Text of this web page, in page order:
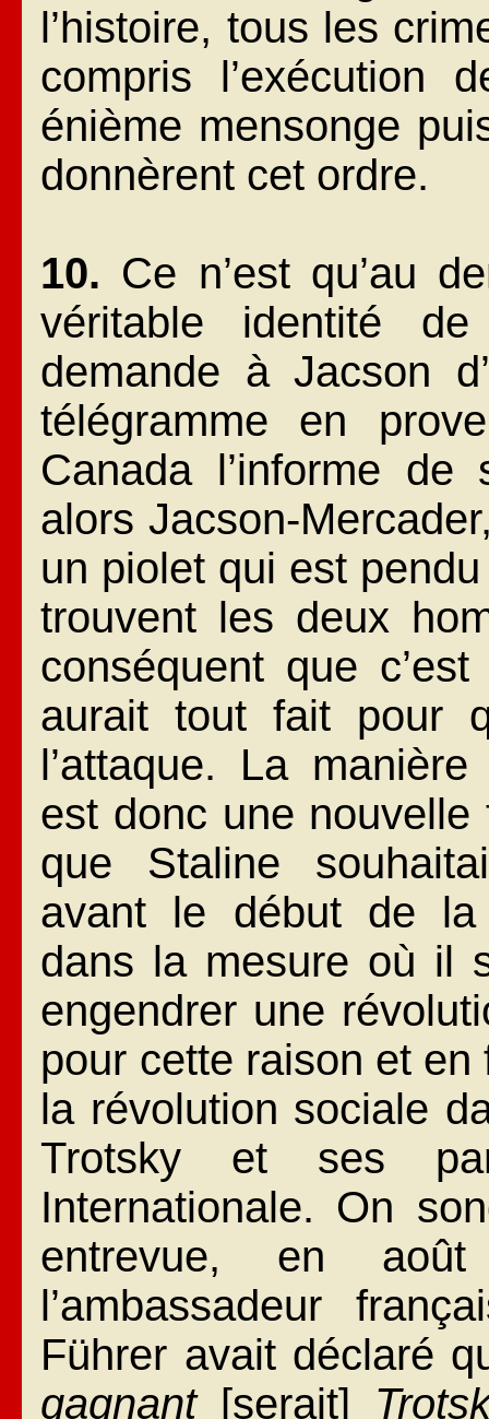
l’histoire, tous les
compris l’exécution
énième mensonge
donnèrent cet ordre.
10. Ce n’est qu’au
véritable identité
demande à Jacson
télégramme en
Canada l’informe de
alors Jacson-
un piolet qui est
trouvent les deux
conséquent que
aurait tout fait pour
l’attaque. La
est donc une
que Staline
avant le début de la
dans la mesure où il
engendrer une
pour cette raison et
la révolution sociale
Trotsky et ses
Internationale. On
entrevue, en
l’ambassadeur
Führer avait déclaré
gagnant[serait]